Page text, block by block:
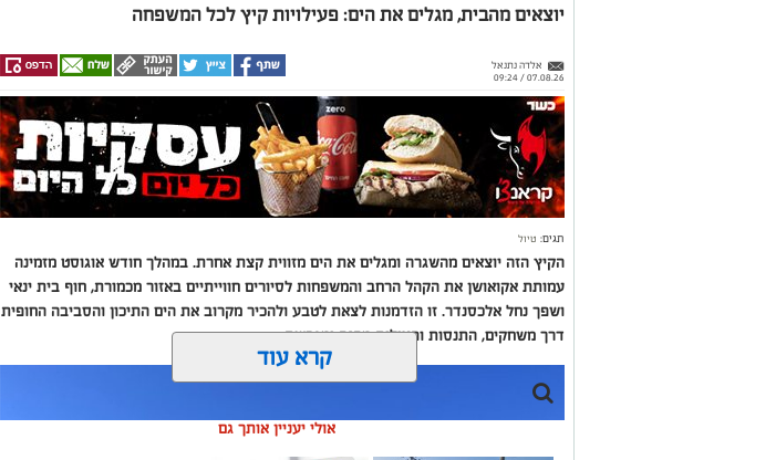
יוצאים מהבית, מגלים את הים: פעילויות קיץ לכל המשפחה
אלדה נתנאל
07.08.26 / 09:24
תגים: טיול
הקיץ הזה יוצאים מהשגרה ומגלים את הים מזווית קצת אחרת. במהלך חודש אוגוסט מזמינה
עמותת אקואושן את הקהל הרחב והמשפחות לסיורים חווייתיים באזור מכמורת, חוף בית ינאי
ושפך נחל אלכסנדר. זו הזדמנות לצאת לטבע ולהכיר מקרוב את הים התיכון והסביבה החופית
דרך משחקים, התנסות ופעילות מהנה ומגבשת.
קרא עוד
אולי יעניין אותך גם